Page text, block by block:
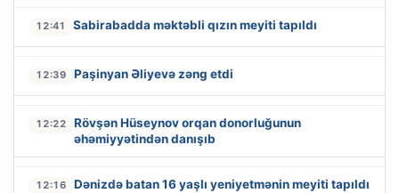
12:41 Sabirabadda məktəbli qızın meyiti tapıldı
12:39 Paşinyan Əliyevə zəng etdi
12:22
Rövşən Hüseynov orqan donorluğunun
əhəmiyyətindən danışıb
12:16 Dənizdə batan 16 yaşlı yeniyetmənin meyiti tapıldı